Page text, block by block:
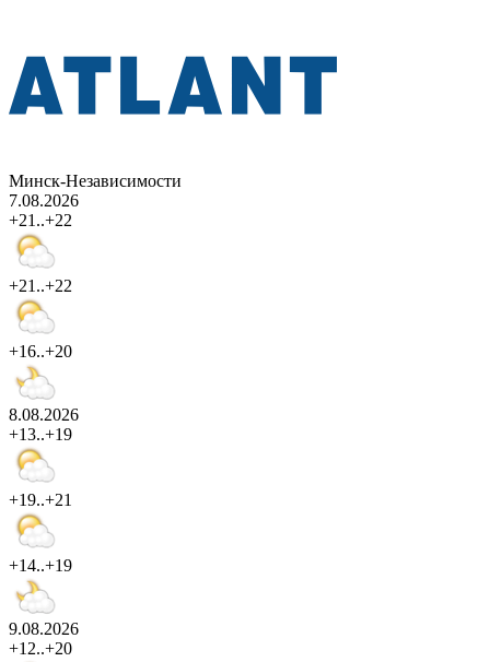
Минск-Независимости
7.08.2026
+21..+22
+21..+22
+16..+20
8.08.2026
+13..+19
+19..+21
+14..+19
9.08.2026
+12..+20